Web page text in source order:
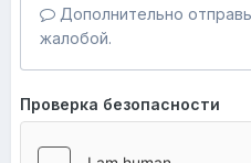
Дополнительно
жалобой.
Проверка безопасности